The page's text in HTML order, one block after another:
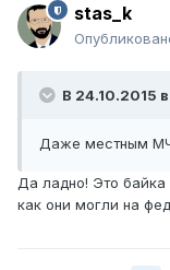
stas_k
В 24.10.2015
Даже местным
Да ладно! Это байка
как они могли на